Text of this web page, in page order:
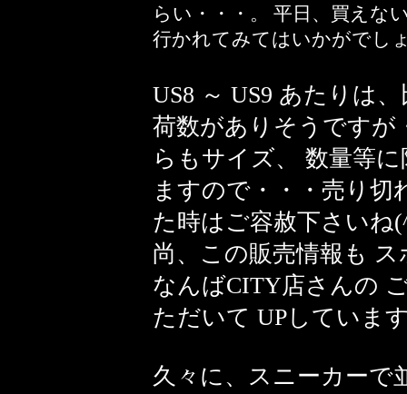
らい・・・。 平日、買えな
行かれてみてはいかがでし
US8 ～ US9 あたりは
荷数がありそうですが
らもサイズ、 数量等
ますので・・・売り切
た時はご容赦下さいね
尚、この販売情報も
なんばCITY店さんの
ただいて UPしていま
久々に、スニーカーで